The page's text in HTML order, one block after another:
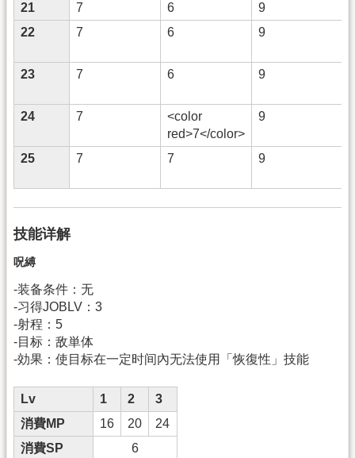
21
7 6 9
22
7 6 9
23 7 6 9
24 7
<color
red>7</color>
9
25 7 7 9
技能详解
呪縛
-装备条件：无
-习得JOBLV：3
-射程：5
-目标：敌単体
-効果：使目标在一定时间內无法使用「恢復性」技能
Lv 1 2
3
消費MP
16 20
24
消費SP
6